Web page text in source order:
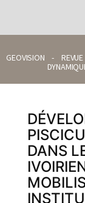
GEOVISION -
DANS